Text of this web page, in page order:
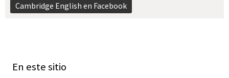
Cambridge English en Facebook
En este sitio